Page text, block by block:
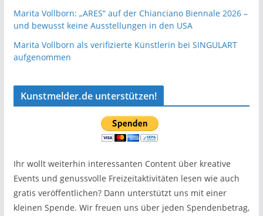
Marita Vollborn: „ARES“ auf der Chianciano Biennale 2026 –
und bewusst keine Ausstellungen in den USA
Marita Vollborn als verifizierte Künstlerin bei SINGULART
aufgenommen
Kunstmelder.de unterstützen!
Ihr wollt weiterhin interessanten Content über kreative
Events und genussvolle Freizeitaktivitäten lesen wie auch
gratis veröffentlichen? Dann unterstützt uns mit einer
kleinen Spende. Wir freuen uns über jeden Spendenbetrag,